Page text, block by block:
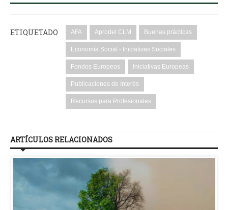
ETIQUETADO AFA Aprodel CLM Buenas prácticas
Economía Social - Iniciativas Sociales
Fondos Europeos Iniciativas Europeas
Publicaciones de Interés
Recursos para Profesionales
ARTÍCULOS RELACIONADOS